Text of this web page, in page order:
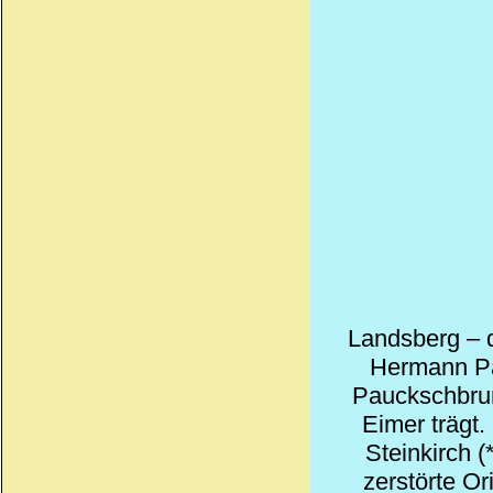
Landsberg –
Hermann
Eimer
Steinkirch
zerstörte